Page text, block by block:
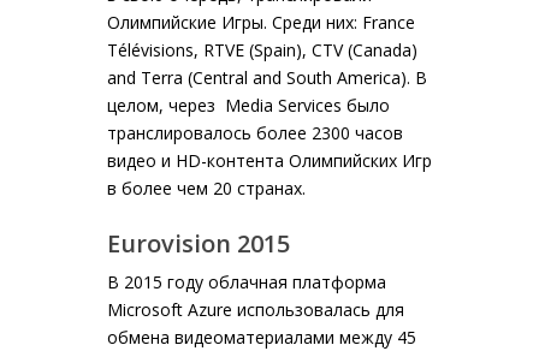
Олимпийские Игры. Среди них: France
Télévisions, RTVE (Spain), CTV (Canada)
and Terra (Central and South America). В
целом, через Media Services было
транслировалось более 2300 часов
видео и HD-контента Олимпийских Игр
в более чем 20 странах.
Eurovision 2015
В 2015 году облачная платформа
Microsoft Azure использовалась для
обмена видеоматериалами между 45